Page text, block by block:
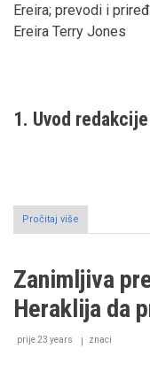
Ereira; prevodi i
Ereira Terry Jones
1. Uvod
Pročitaj više
Krstaške
dio):
Uvod
Zanimljiva
Heraklija da
prije 23 years znaci